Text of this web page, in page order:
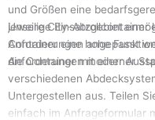
und Größen eine
jeweilige Einsatzgebiet
Container eine hohe
Anforderungen moderner
Unsere City-Abrollcontainer
Anforderungen angepasst
die Container mit einer
verschiedenen
Untergestellen aus. Teilen
einfach im Anfrageformular